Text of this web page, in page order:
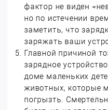
фактор не виден
но по истечении
заметить, что
заряжать ваши
Главной причиной
зарядное
доме маленьких
животных, которые
погрызть.